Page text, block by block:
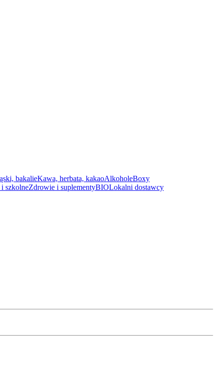
bakalieKawa, herbata, kakaoAlkoholeBoxy
szkolneZdrowie i suplementyBIOLokalni dostawcy